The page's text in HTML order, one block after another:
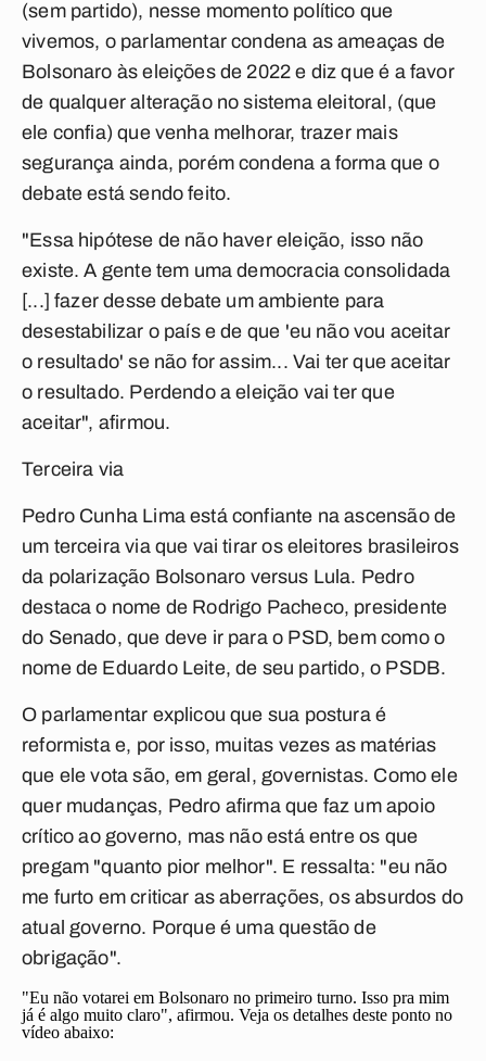
(sem partido), nesse momento político que
vivemos, o parlamentar condena as ameaças de
Bolsonaro às eleições de 2022 e diz que é a favor
de qualquer alteração no sistema eleitoral, (que
ele confia) que venha melhorar, trazer mais
segurança ainda, porém condena a forma que o
debate está sendo feito.
"Essa hipótese de não haver eleição, isso não
existe. A gente tem uma democracia consolidada
[...] fazer desse debate um ambiente para
desestabilizar o país e de que 'eu não vou aceitar
o resultado' se não for assim... Vai ter que aceitar
o resultado. Perdendo a eleição vai ter que
aceitar", afirmou.
Terceira via
Pedro Cunha Lima está confiante na ascensão de
um terceira via que vai tirar os eleitores brasileiros
da polarização Bolsonaro versus Lula. Pedro
destaca o nome de Rodrigo Pacheco, presidente
do Senado, que deve ir para o PSD, bem como o
nome de Eduardo Leite, de seu partido, o PSDB.
O parlamentar explicou que sua postura é
reformista e, por isso, muitas vezes as matérias
que ele vota são, em geral, governistas. Como ele
quer mudanças, Pedro afirma que faz um apoio
crítico ao governo, mas não está entre os que
pregam "quanto pior melhor". E ressalta: "eu não
me furto em criticar as aberrações, os absurdos do
atual governo. Porque é uma questão de
obrigação".
"Eu não votarei em Bolsonaro no primeiro turno. Isso pra mim
já é algo muito claro", afirmou. Veja os detalhes deste ponto no
vídeo abaixo: